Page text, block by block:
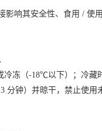
响其安全性、食用 / 使
冻（-18℃以下）；冷藏
钟）并晾干，禁止使用